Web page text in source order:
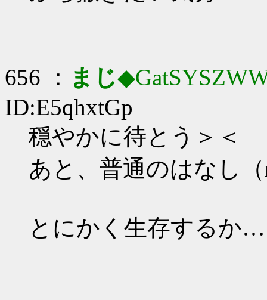
656 ： まじ
ID:E5qhxtGp
穏やかに待とう＞＜
あと、普通のはなし
とにかく生存するか…